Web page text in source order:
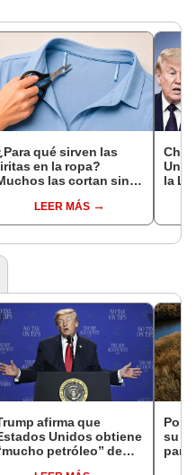
qué sirven las
en la ropa?
las cortan sin
propósitoLEER MÁS
la
un
afirma que
Unidos obtiene
petróleo” de
Por
su